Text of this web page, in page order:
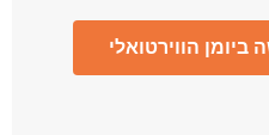
הווירטואלי